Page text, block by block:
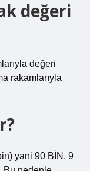
değeri
değeri
rakamlarıyla
yani 90 BİN. 9